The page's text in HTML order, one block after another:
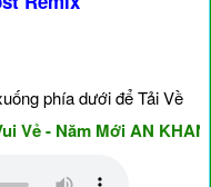
phía dưới để Tải Về
Năm Mới AN KHANG &